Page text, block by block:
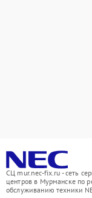
СЦ mur.nec-fix.ru - сеть
центров в Мурманске по
обслуживанию техники